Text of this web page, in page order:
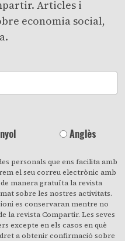
Articles i
economia social,
Anglès
personals que ens facilita amb
el seu correu electrònic amb
manera gratuïta la revista
sobre les nostres activitats.
es conservaran mentre no
la revista Compartir. Les seves
excepte en els casos en què
a obtenir confirmació sobre